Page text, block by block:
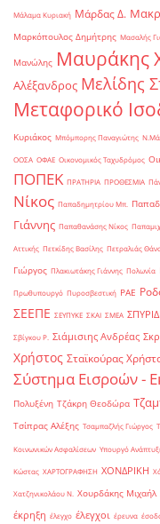
Μάλαμα Κυριακή Μάρδας Δ.
Μαρκόπουλος Δημήτρης Μασαλής
Μανώλης Μαυράκης
Αλέξανδρος Μελίδης
Μεταφορικό
Κυριάκος Μπόμπορης Παναγιώτης
ΟΟΣΑ ΟΦΑΕ Οικονομικός Ταχυδρόμος
ΠΟΠΕΚ ΠΡΑΤΗΡΙΑ ΠΡΟΘΕΣΜΙΑ
Νίκος Παπαδημητρίου Μπ.
Γιάννης Παπαθανάσης Νίκος
Αττικής Πετκίδης Βασίλης Πετραλιάς
Γιώργος Πλακιωτάκης Γιάννης Πολωνία
Πρωθυπουργό Πυροσβεστική ΡΑΕ
ΣΕΕΠΕ ΣΕΥΠΥΚΕ ΣΚΑΙ ΣΜΕΑ
Σβίγκου Ρ. Σιάμισιης Ανδρέας
Χρήστος Σταϊκούρας
Σύστημα Εισροών -
Πολυξένη Τζάκρη Θεοδώρα
Τσίπρας Αλέξης Τσαμπαζλής Γιώργος
Κοινωνικών Ασφαλίσεων Υπουργό
Κώστας ΧΑΡΤΟΓΡΑΦΗΣΗ ΧΟΝΔΡΙΚΗ
Χατζηνικολάου Ν. Χουρδάκης Μιχαήλ
έκρηξη έλεγχο έλεγχοι έρευνα